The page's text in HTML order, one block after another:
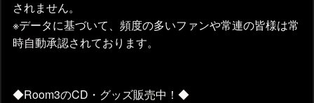
されません。
※データに基づいて、頻度の多いファンや常連の皆様は常
時自動承認されております。
◆Room3のCD・グッズ販売中！◆